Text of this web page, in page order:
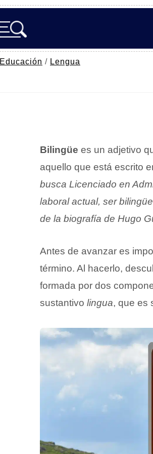
Educación / Lengua
Bilingüe es un adjetivo
aquello que está escrito
busca Licenciado en
laboral actual, ser
de la biografía de Hugo
Antes de avanzar es
término. Al hacerlo,
formada por dos
sustantivo lingua, que es